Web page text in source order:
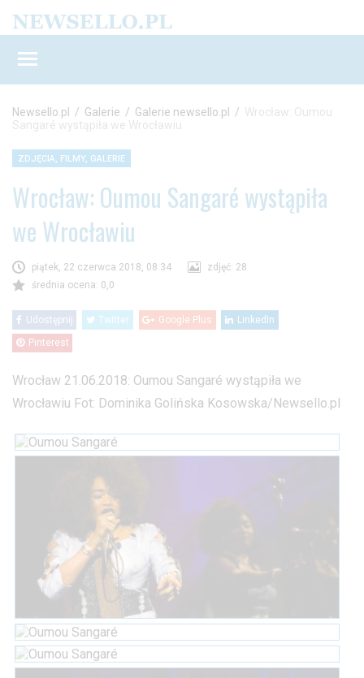
Newsello.pl / Galerie / Galerie newsello.pl / Wrocław: Oumou
Sangaré wystąpiła we Wrocławiu
ZDJĘCIA, FILMY, GALERIE
Wrocław: Oumou Sangaré wystąpiła
we Wrocławiu
piątek, 22 czerwca 2018, 08:34
zdjęć: 28
średnia ocena: 0,0
Udostępnij Twitter Google Plus LinkedIn
Pinterest
Wrocław 21.06.2018: Oumou Sangaré wystąpiła we
Wrocławiu Fot: Dominika Golińska Kosowska/Newsello.pl